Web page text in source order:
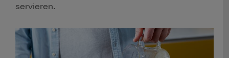
servieren.